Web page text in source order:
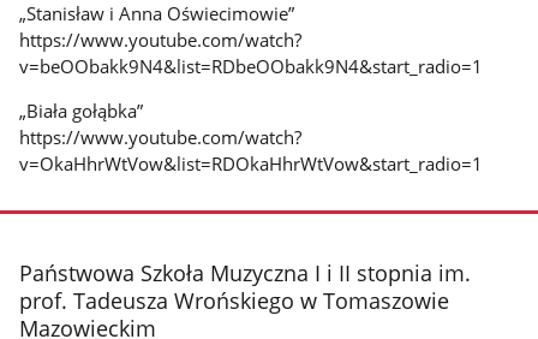
„Stanisław i Anna Oświecimowie”
https://www.youtube.com/watch?
v=beOObakk9N4&list=RDbeOObakk9N4&start_radio=1
„Biała gołąbka”
https://www.youtube.com/watch?
v=OkaHhrWtVow&list=RDOkaHhrWtVow&start_radio=1
stopka
Państwowa Szkoła Muzyczna I i II stopnia im.
prof. Tadeusza Wrońskiego w Tomaszowie
Mazowieckim